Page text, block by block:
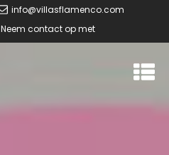
info@villasflamenco.com
Neem contact op met